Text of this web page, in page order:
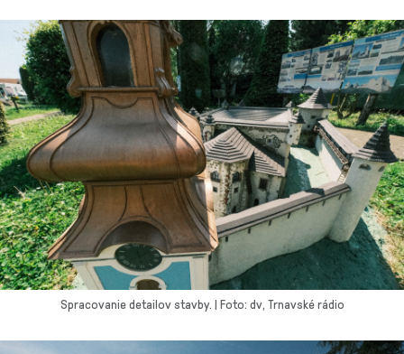
Spracovanie detailov stavby. | Foto: dv, Trnavské rádio